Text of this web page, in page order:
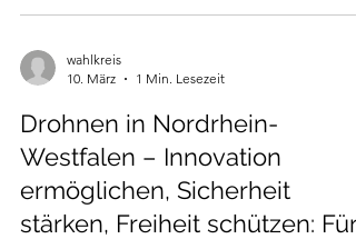
ntenarchiv/Dokument/MMD18-18108.pdf
wahlkreis
10. März
1 Min. Lesezeit
Drohnen in Nordrhein-
Westfalen – Innovation
ermöglichen, Sicherheit
stärken, Freiheit schützen: Für